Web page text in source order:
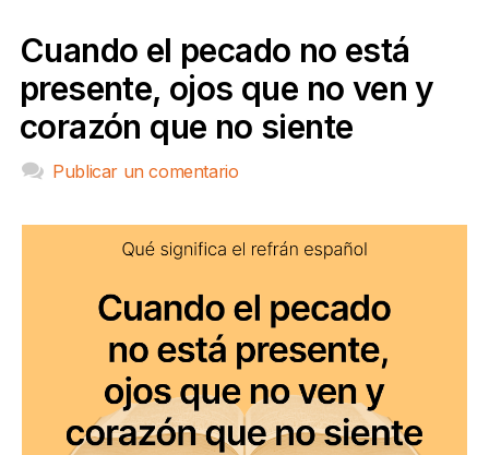
Cuando el pecado no está
presente, ojos que no ven y
corazón que no siente
Publicar un comentario